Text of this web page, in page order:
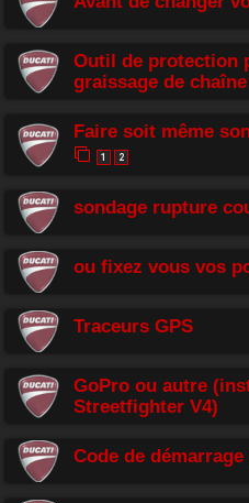
Outil de protection
graissage de chaîne
Faire soit même
1 2
sondage rupture
ou fixez vous vos
Traceurs GPS
GoPro ou autre
Streetfighter V4)
Code de